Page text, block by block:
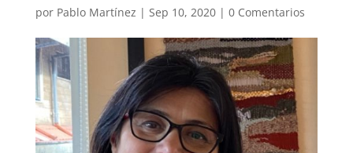
por Pablo Martínez | Sep 10, 2020| 0 Comentarios